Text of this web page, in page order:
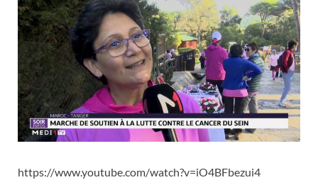
https://www.youtube.com/watch?v=iO4BFbezui4